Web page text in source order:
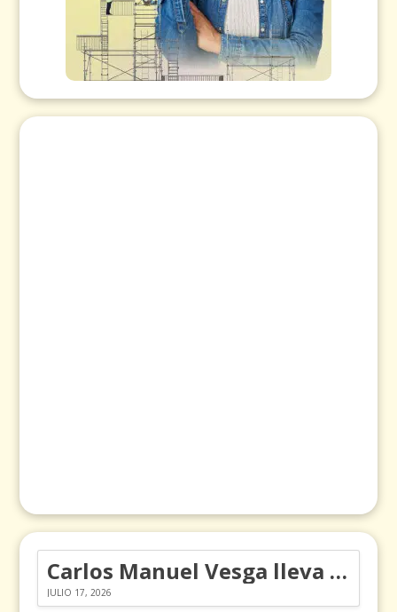
Carlos Manuel Vesga lleva el nombre de Colombia a los Emmy
JULIO 17, 2026